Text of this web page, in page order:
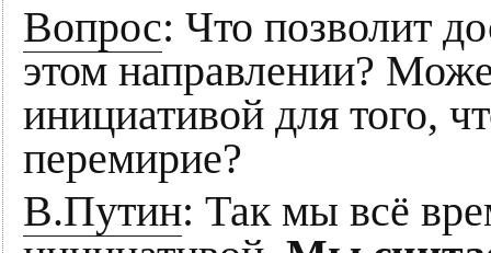
Вопрос: Что позволит
этом направлении?
инициативой для того,
перемирие?
В.Путин: Так мы всё